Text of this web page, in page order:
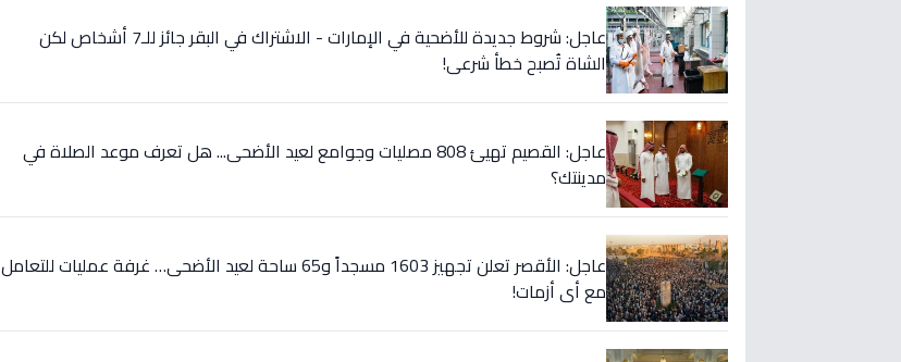
عاجل: شروط جديدة للأضحية في الإمارات - الاشتراك في البقر جائز للـ7 أشخاص لكن
الشاة تُصبح خطأ شرعي!
عاجل: القصيم تهيئ 808 مصليات وجوامع لعيد الأضحى... هل تعرف موعد الصلاة في
مدينتك؟
عاجل: الأقصر تعلن تجهيز 1603 مسجداً و65 ساحة لعيد الأضحى… غرفة عمليات للتعامل
مع أي أزمات!